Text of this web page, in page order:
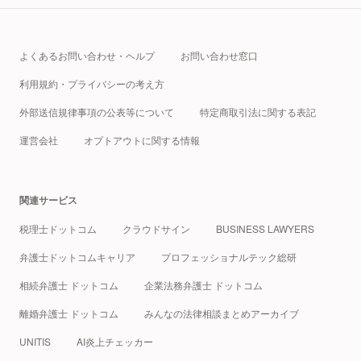
よくあるお問い合わせ・ヘルプ お問い合わせ窓口
利用規約・プライバシーの考え方
外部送信規律事項の公表等について 特定商取引法に関する表記
運営会社 オプトアウトに関する情報
関連サービス
税理士ドットコム クラウドサイン BUSINESS LAWYERS
弁護士ドットコムキャリア プロフェッショナルテック総研
相続弁護士 ドットコム 企業法務弁護士 ドットコム
離婚弁護士 ドットコム みんなの法律相談まとめアーカイブ
UNITIS AI炎上チェッカー